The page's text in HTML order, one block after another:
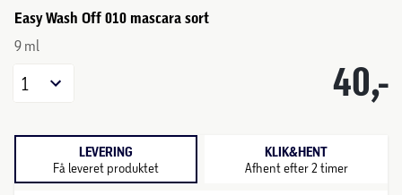
Easy Wash Off 010 mascara sort
9 ml
40,-
1
LEVERING
Få leveret produktet
KLIK&HENT
Afhent efter 2 timer